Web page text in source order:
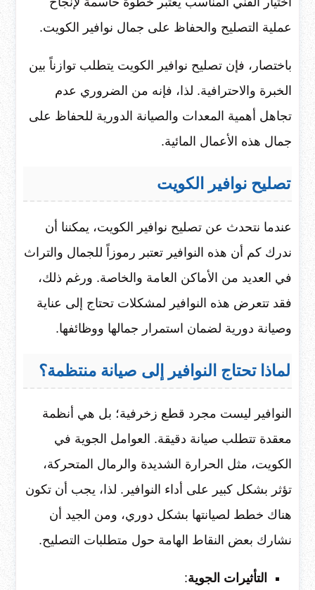
عملية التصليح والحفاظ على جمال نوافير الكويت.
باختصار، فإن تصليح نوافير الكويت يتطلب توازناً بين
الخبرة والاحترافية. لذا، فإنه من الضروري عدم
تجاهل أهمية المعدات والصيانة الدورية للحفاظ على
جمال هذه الأعمال المائية.
تصليح نوافير الكويت
عندما نتحدث عن تصليح نوافير الكويت، يمكننا أن
ندرك كم أن هذه النوافير تعتبر رموزاً للجمال والتراث
في العديد من الأماكن العامة والخاصة. ورغم ذلك،
فقد تتعرض هذه النوافير لمشكلات تحتاج إلى عناية
وصيانة دورية لضمان استمرار جمالها ووظائفها.
لماذا تحتاج النوافير إلى صيانة منتظمة؟
النوافير ليست مجرد قطع زخرفية؛ بل هي أنظمة
معقدة تتطلب صيانة دقيقة. العوامل الجوية في
الكويت، مثل الحرارة الشديدة والرمال المتحركة،
تؤثر بشكل كبير على أداء النوافير. لذا، يجب أن تكون
هناك خطط لصيانتها بشكل دوري، ومن الجيد أن
نشارك بعض النقاط الهامة حول متطلبات التصليح.
التأثيرات الجوية: